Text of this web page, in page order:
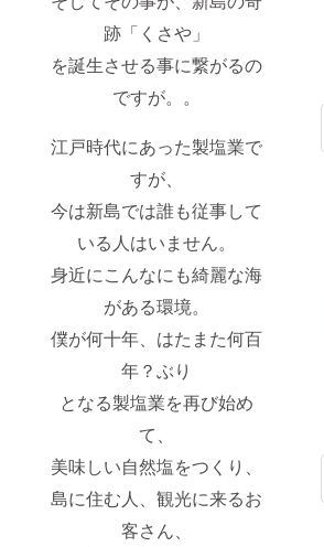
跡「くさや」
を誕生させる事に繋がるの
ですが。。
江戸時代にあった製塩業で
すが、
今は新島では誰も従事して
いる人はいません。
身近にこんなにも綺麗な海
がある環境。
僕が何十年、はたまた何百
年？ぶり
となる製塩業を再び始め
て、
美味しい自然塩をつくり、
島に住む人、観光に来るお
客さん、